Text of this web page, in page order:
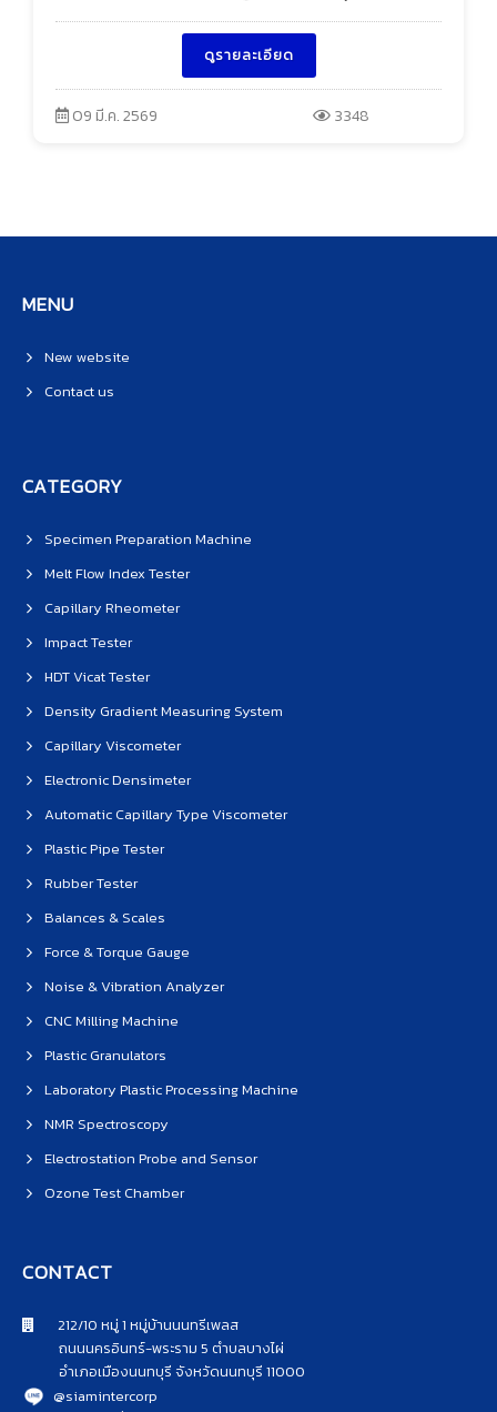
ดูรายละเอียด
09 มี.ค. 2569 3348
MENU
New website
Contact us
CATEGORY
Specimen Preparation Machine
Melt Flow Index Tester
Capillary Rheometer
Impact Tester
HDT Vicat Tester
Density Gradient Measuring System
Capillary Viscometer
Electronic Densimeter
Automatic Capillary Type Viscometer
Plastic Pipe Tester
Rubber Tester
Balances & Scales
Force & Torque Gauge
Noise & Vibration Analyzer
CNC Milling Machine
Plastic Granulators
Laboratory Plastic Processing Machine
NMR Spectroscopy
Electrostation Probe and Sensor
Ozone Test Chamber
CONTACT
212/10 หมู่ 1 หมู่บ้านนนทรีเพลส
ถนนนครอินทร์-พระราม 5 ตำบลบางไผ่
อำเภอเมืองนนทบุรี จังหวัดนนทบุรี 11000
@siamintercorp